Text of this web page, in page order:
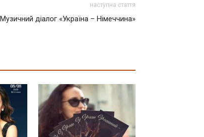
наступна стаття
Музичний діалог «Україна – Німеччина»